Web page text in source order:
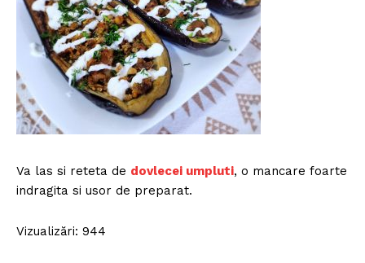
Politica de Confidențialitate
Contact
Despre mine
Va las si reteta de dovlecei umpluti, o mancare foarte
indragita si usor de preparat.
Vizualizări: 944